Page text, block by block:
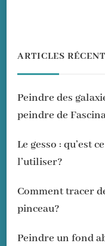
ARTICLES
Peindre des
peindre de
Le gesso : qu’est
l’utiliser?
Comment tracer
pinceau?
Peindre un fond